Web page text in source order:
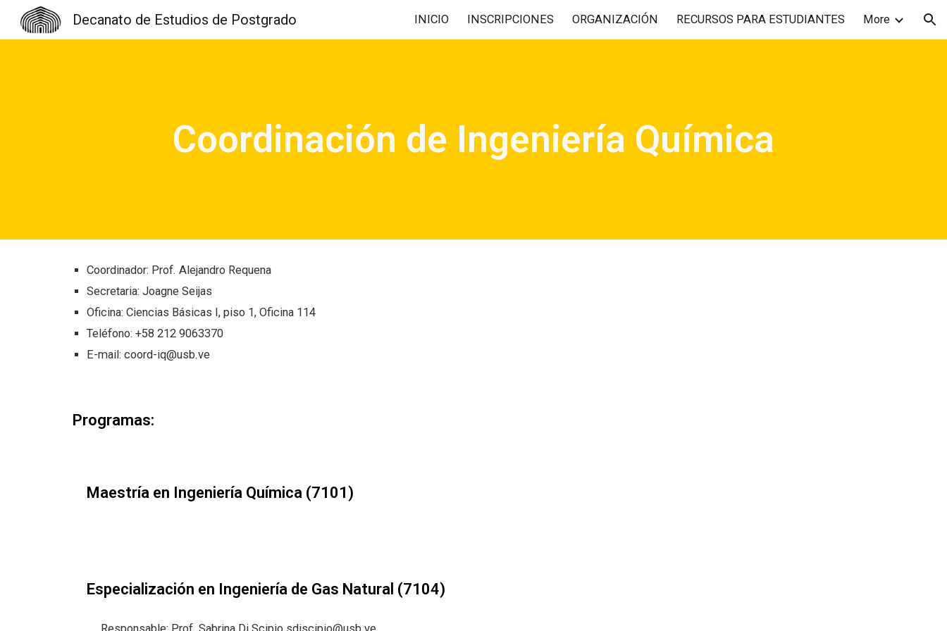
Skip to navigation
Decanato de Estudios de Postgrado INICIO INSCRIPCIONES ORGANIZACIÓN RECURSOS PARA ESTUDIANTES More
Coordinación de Ingeniería Química
Coordinador: Prof. Alejandro Requena
Secretaria: Joagne Seijas
Oficina: Ciencias Básicas I, piso 1, Oficina 114
Teléfono: +58 212 9063370
E-mail: coord-iq@usb.ve
Programas:
Maestría en Ingeniería Química (7101)
Especialización en Ingeniería de Gas Natural (7104)